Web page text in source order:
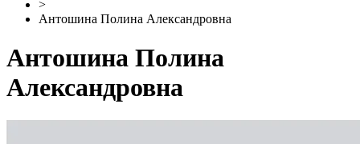
>
Антошина Полина Александровна
Антошина Полина
Александровна